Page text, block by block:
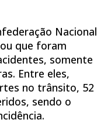
Nacional
que foram
somente
Entre eles,
no trânsito, 52
sendo o